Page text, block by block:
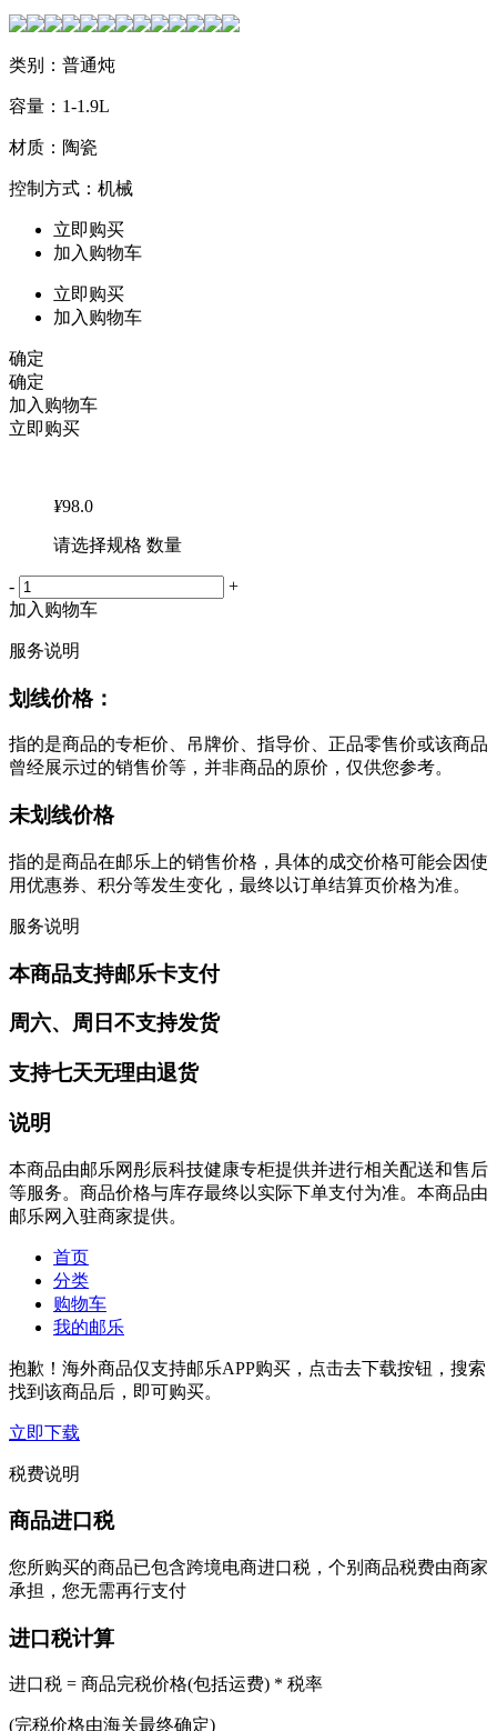
类别：普通炖
容量：1-1.9L
材质：陶瓷
控制方式：机械
立即购买
加入购物车
立即购买
加入购物车
确定
确定
加入购物车
立即购买
¥98.0
请选择规格 数量
-
+
加入购物车
服务说明
划线价格：
指的是商品的专柜价、吊牌价、指导价、正品零售价或该商品
曾经展示过的销售价等，并非商品的原价，仅供您参考。
未划线价格
指的是商品在邮乐上的销售价格，具体的成交价格可能会因使
用优惠券、积分等发生变化，最终以订单结算页价格为准。
服务说明
本商品支持邮乐卡支付
周六、周日不支持发货
支持七天无理由退货
说明
本商品由邮乐网彤辰科技健康专柜提供并进行相关配送和售后
等服务。商品价格与库存最终以实际下单支付为准。本商品由
邮乐网入驻商家提供。
首页
分类
购物车
我的邮乐
抱歉！海外商品仅支持邮乐APP购买，点击去下载按钮，搜索
找到该商品后，即可购买。
立即下载
税费说明
商品进口税
您所购买的商品已包含跨境电商进口税，个别商品税费由商家
承担，您无需再行支付
进口税计算
进口税 = 商品完税价格(包括运费) * 税率
(完税价格由海关最终确定)